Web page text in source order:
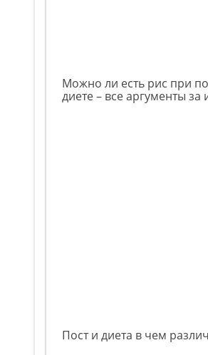
Можно ли есть рис при
диете – все аргументы за
Пост и диета в чем